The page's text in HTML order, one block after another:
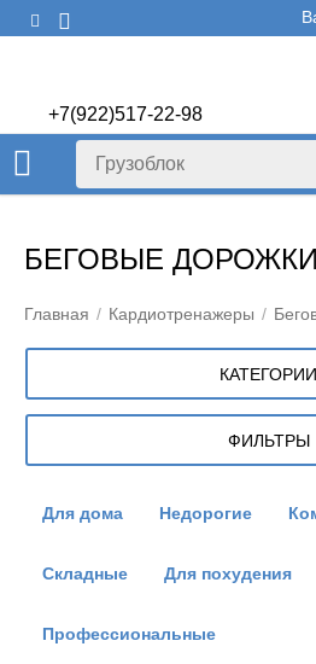
+7(922)517-22-98
+7(922)506-70-60
БЕГОВЫЕ ДОРОЖКИ
Главная / Кардиотренажеры /
КАТЕГОРИИ
ФИЛЬТРЫ
Для дома Недорогие
Складные Для похудения
Профессиональные